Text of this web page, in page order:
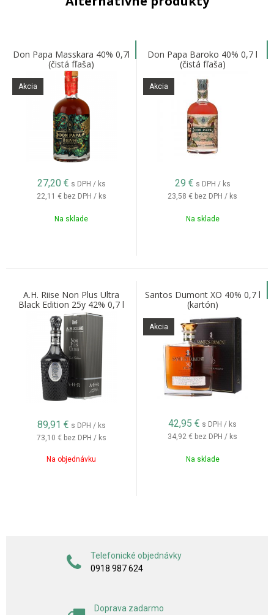
Don Papa Masskara 40% 0,7l
(čistá fľaša)
Akcia
27,20 € s DPH / ks
22,11 € bez DPH / ks
Na sklade
Don Papa Baroko 40% 0,7 l
(čistá fľaša)
Akcia
29 € s DPH / ks
23,58 € bez DPH / ks
Na sklade
A.H. Riise Non Plus Ultra
Black Edition 25y 42% 0,7 l
(kartón)
89,91 € s DPH / ks
73,10 € bez DPH / ks
Na objednávku
Santos Dumont XO 40% 0,7 l
(kartón)
Akcia
42,95 € s DPH / ks
34,92 € bez DPH / ks
Na sklade
Telefonické objednávky
0918 987 624
Doprava zadarmo